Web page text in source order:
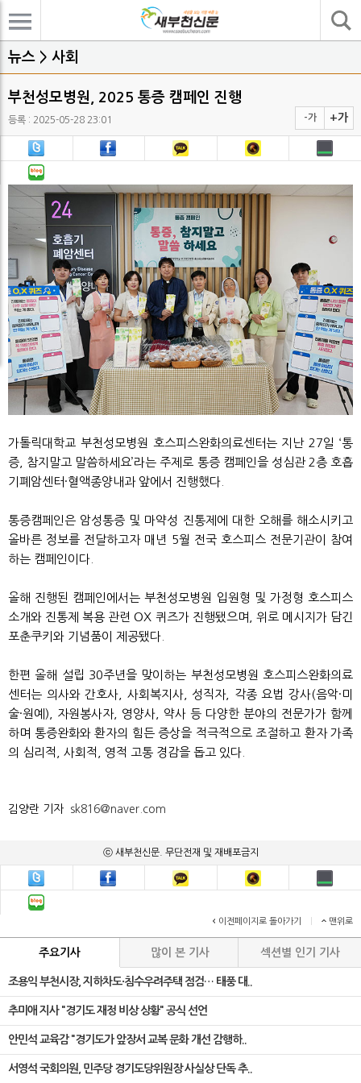
뉴스 > 사회
부천성모병원, 2025 통증 캠페인 진행
등록 : 2025-05-28 23:01 -가 +가
가톨릭대학교 부천성모병원 호스피스완화의료센터는 지난 27일 ‘통
증, 참지말고 말씀하세요’라는 주제로 통증 캠페인을 성심관 2층 호흡
기폐암센터·혈액종양내과 앞에서 진행했다.
통증캠페인은 암성통증 및 마약성 진통제에 대한 오해를 해소시키고
올바른 정보를 전달하고자 매년 5월 전국 호스피스 전문기관이 참여
하는 캠페인이다.
올해 진행된 캠페인에서는 부천성모병원 입원형 및 가정형 호스피스
소개와 진통제 복용 관련 OX 퀴즈가 진행됐으며, 위로 메시지가 담긴
포춘쿠키와 기념품이 제공됐다.
한편 올해 설립 30주년을 맞이하는 부천성모병원 호스피스완화의료
센터는 의사와 간호사, 사회복지사, 성직자, 각종 요법 강사(음악·미
술·원예), 자원봉사자, 영양사, 약사 등 다양한 분야의 전문가가 함께
하며 통증완화와 환자의 힘든 증상을 적극적으로 조절하고 환자 가족
의 심리적, 사회적, 영적 고통 경감을 돕고 있다.
김양란 기자 sk816@naver.com
ⓒ 새부천신문. 무단전재 및 재배포금지
이전페이지로 돌아가기 맨위로
주요기사 많이 본 기사 섹션별 인기 기사
조용익 부천시장, 지하차도·침수우려주택 점검… 태풍 대..
추미애 지사 "경기도 재정 비상 상황" 공식 선언
안민석 교육감 "경기도가 앞장서 교복 문화 개선 감행하..
서영석 국회의원, 민주당 경기도당위원장 사실상 단독 추..